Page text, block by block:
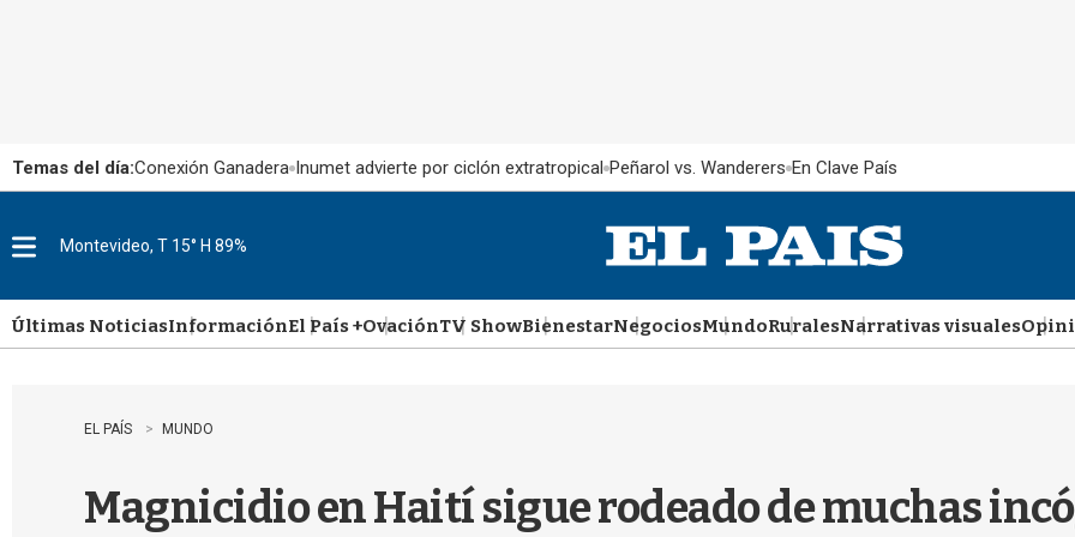
Temas del día:Conexión Ganadera Inumet advierte por ciclón extratropical Peñarol vs. Wanderers En Clave País
u
Montevideo, T 15° H 89%
Últimas NoticiasInformaciónEl País +OvaciónTV ShowBienestarNegociosMundoRuralesNarrativas visuales
EL PAÍS MUNDO
Magnicidio en Haití sigue rodeado de muchas